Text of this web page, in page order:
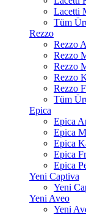
Lacetti
Tüm
Rezzo
Rezzo
Rezzo
Rezzo
Rezzo
Rezzo
Tüm
Epica
Epica
Epica
Epica
Epica
Epica
Yeni Captiva
Yeni
Yeni Aveo
Yeni